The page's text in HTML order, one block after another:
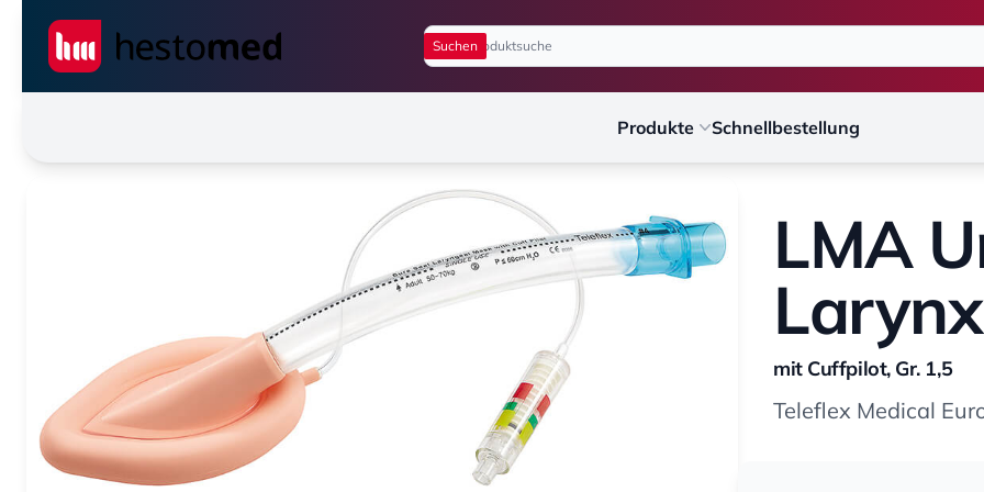
Seiwert GmbH
Produkte Schnellbestellung
LMA
mit Cuffpilot, Gr. 1,5
Teleflex Medical